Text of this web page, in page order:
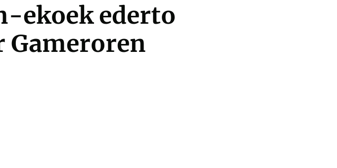
ekoek ederto
Gameroren